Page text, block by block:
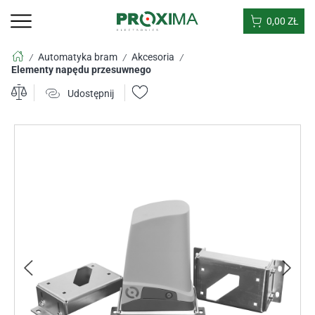
0,00 ZŁ
/ Automatyka bram / Akcesoria /
Elementy napędu przesuwnego
Udostępnij